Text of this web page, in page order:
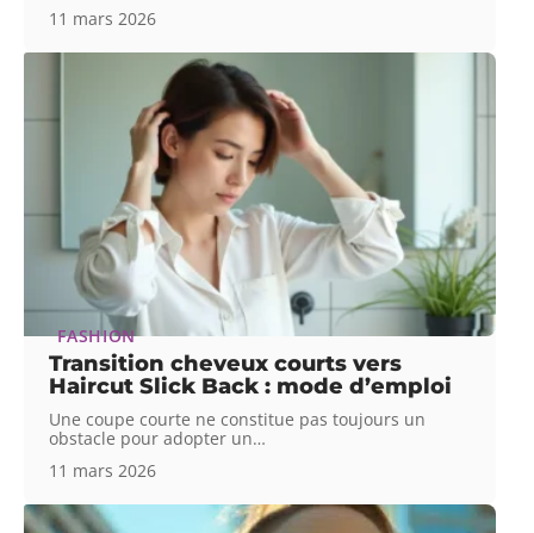
11 mars 2026
FASHION
Transition cheveux courts vers
Haircut Slick Back : mode d’emploi
Une coupe courte ne constitue pas toujours un
obstacle pour adopter un…
11 mars 2026